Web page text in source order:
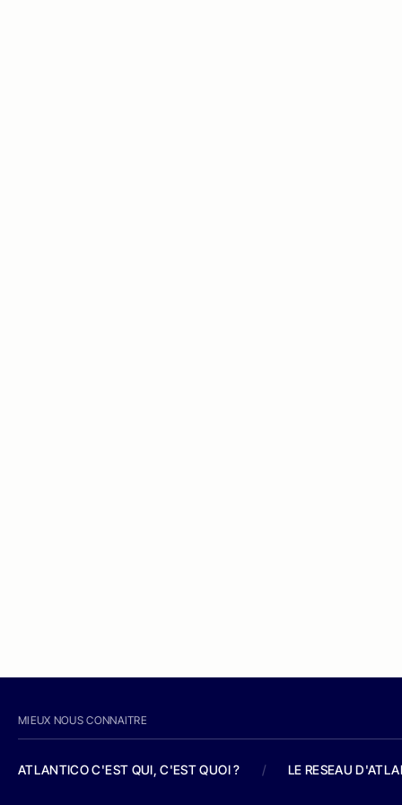
MIEUX NOUS CONNAITRE
ATLANTICO C'EST QUI, C'EST QUOI ? / LE RESEAU